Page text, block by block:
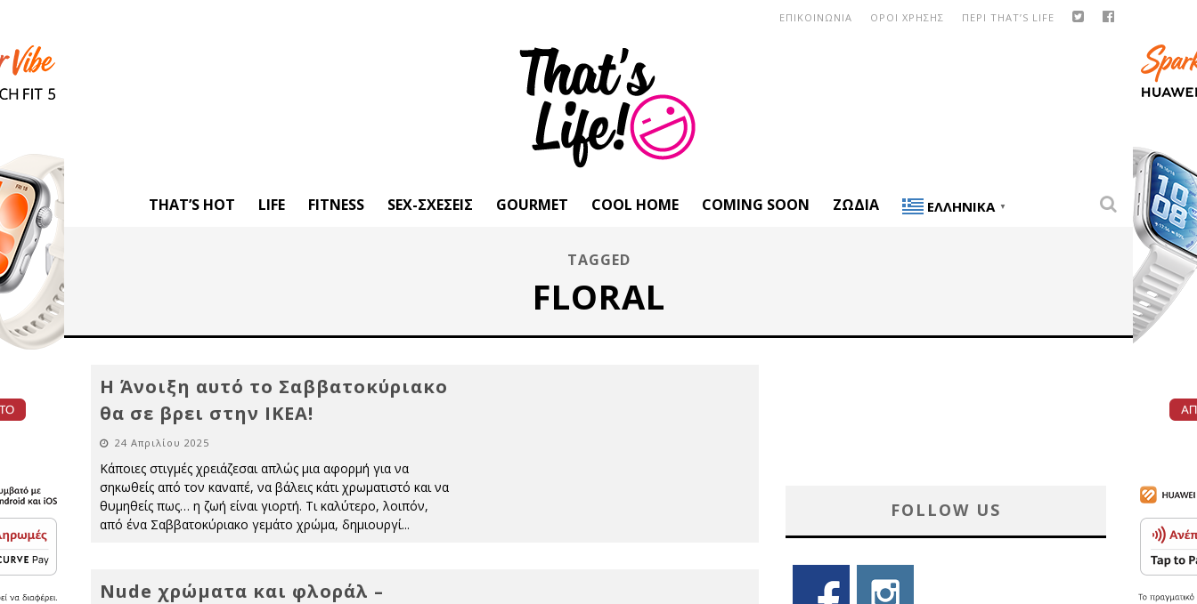
ΠΕΡΙ THAT’S LIFE
ΟΡΟΙ ΧΡΗΣΗΣ
ΕΠΙΚΟΙΝΩΝΙΑ
THAT’S HOT LIFE FITNESS SEX-ΣΧΈΣΕΙΣ GOURMET COOL HOME COMING SOON ΖΏΔΙΑ ΕΛΛΗΝΙΚΆ ▼
TAGGED
FLORAL
Η Άνοιξη αυτό το Σαββατοκύριακο
θα σε βρει στην ΙΚΕΑ!
24 Απριλίου 2025
Κάποιες στιγμές χρειάζεσαι απλώς μια αφορμή για να
σηκωθείς από τον καναπέ, να βάλεις κάτι χρωματιστό και να
θυμηθείς πως… η ζωή είναι γιορτή. Τι καλύτερο, λοιπόν,
από ένα Σαββατοκύριακο γεμάτο χρώμα, δημιουργί...
Nude χρώματα και φλοράλ –
FOLLOW US